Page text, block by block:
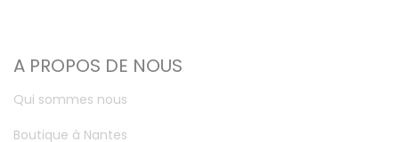
A PROPOS DE NOUS
Qui sommes nous
Boutique à Nantes